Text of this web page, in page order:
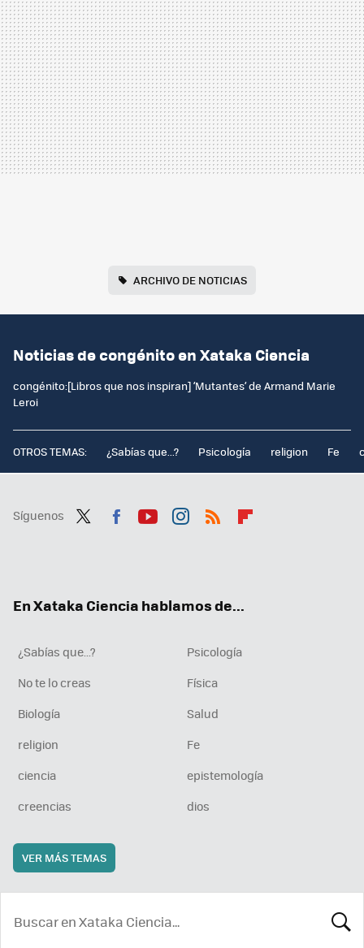
ARCHIVO DE NOTICIAS
Noticias de congénito en Xataka Ciencia
congénito:[Libros que nos inspiran] ‘Mutantes’ de Armand Marie
Leroi
OTROS TEMAS: ¿Sabías que...? Psicología religion Fe
Síguenos
En Xataka Ciencia hablamos de...
¿Sabías que...?
Psicología
No te lo creas
Física
Biología
Salud
religion
Fe
ciencia
epistemología
creencias
dios
VER MÁS TEMAS